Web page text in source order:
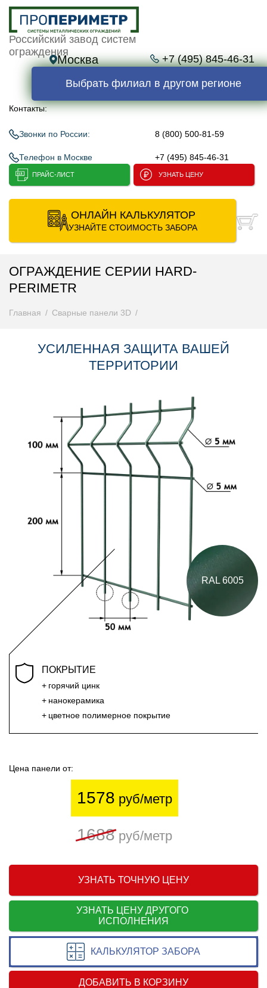
Российский завод систем
ограждения
Москва +7 (495) 845-46-31
Выбрать филиал в другом регионе
Контакты:
Звонки по России: 8 (800) 500-81-59
Телефон в Москве +7 (495) 845-46-31
ПРАЙС-ЛИСТ УЗНАТЬ ЦЕНУ
ОНЛАЙН КАЛЬКУЛЯТОР
УЗНАЙТЕ СТОИМОСТЬ ЗАБОРА
ОГРАЖДЕНИЕ СЕРИИ HARD-
PERIMETR
Главная Сварные панели 3D
УСИЛЕННАЯ ЗАЩИТА ВАШЕЙ
ТЕРРИТОРИИ
RAL 6005
ПОКРЫТИЕ
горячий цинк
нанокерамика
цветное полимерное покрытие
Цена панели от:
1578 руб/метр
1688руб/метр
УЗНАТЬ ТОЧНУЮ ЦЕНУ
УЗНАТЬ ЦЕНУ ДРУГОГО
ИСПОЛНЕНИЯ
КАЛЬКУЛЯТОР ЗАБОРА
ДОБАВИТЬ В КОРЗИНУ